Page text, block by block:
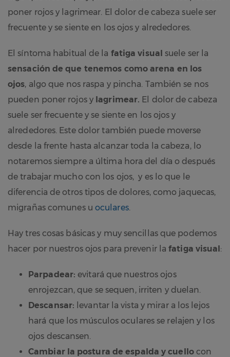
poner rojos y lagrimear. El dolor de cabeza suele ser
frecuente y se siente en los ojos y alrededores.
El síntoma habitual de la fatiga visual suele ser la
sensación de que tenemos como arena en los
ojos, algo que nos raspa y pincha. También se nos
pueden poner rojos y lagrimear. El dolor de cabeza
suele ser frecuente y se siente en los ojos y
alrededores. Este dolor también puede moverse
desde la frente hasta alcanzar toda la cabeza, lo
notaremos siempre a última hora del día o después
de trabajar mucho con los ojos, y es lo que le
diferencia de otros tipos de dolores, como jaquecas,
migrañas comunes u oculares.
Hay tres cosas básicas y muy sencillas que podemos
hacer por nuestros ojos para prevenir lafatiga visual:
Parpadear: evitará que nuestros ojos
enrojezcan, que se sequen, irriten y duelan.
Descansar: levantar la vista y mirar a los lejos
hará que los músculos oculares se relajen y los
ojos descansen.
Cambiar la postura de espalda y cuellocon